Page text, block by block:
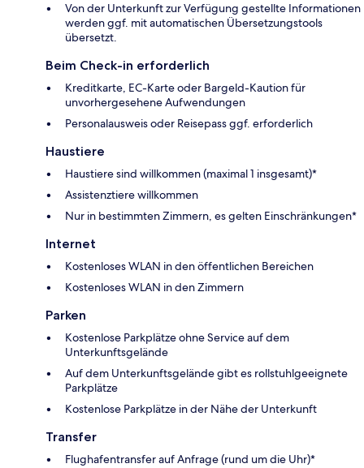
Von der Unterkunft zur Verfügung gestellte Informationen
werden ggf. mit automatischen Übersetzungstools
übersetzt.
Beim Check-in erforderlich
Kreditkarte, EC-Karte oder Bargeld-Kaution für
unvorhergesehene Aufwendungen
Personalausweis oder Reisepass ggf. erforderlich
Haustiere
Haustiere sind willkommen (maximal 1 insgesamt)*
Assistenztiere willkommen
Nur in bestimmten Zimmern, es gelten Einschränkungen*
Internet
Kostenloses WLAN in den öffentlichen Bereichen
Kostenloses WLAN in den Zimmern
Parken
Kostenlose Parkplätze ohne Service auf dem
Unterkunftsgelände
Auf dem Unterkunftsgelände gibt es rollstuhlgeeignete
Parkplätze
Kostenlose Parkplätze in der Nähe der Unterkunft
Transfer
Flughafentransfer auf Anfrage (rund um die Uhr)*